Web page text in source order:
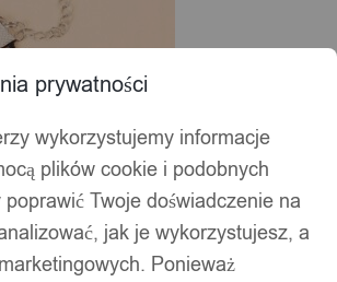
prywatności
wykorzystujemy informacje
plików cookie i podobnych
Twoje doświadczenie na
jak je wykorzystujesz, a
Ponieważ